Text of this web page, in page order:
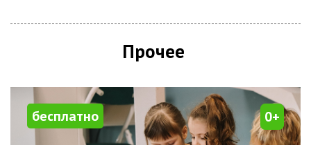
Прочее
бесплатно 0+